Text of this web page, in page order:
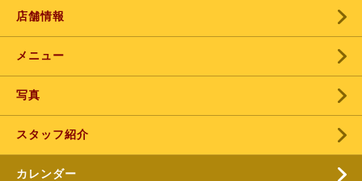
店舗情報
メニュー
写真
スタッフ紹介
カレンダー